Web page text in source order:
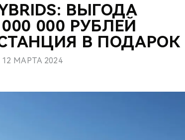
ВЫГОДА
000 РУБЛЕЙ
В ПОДАРОК
12 МАРТА 2024